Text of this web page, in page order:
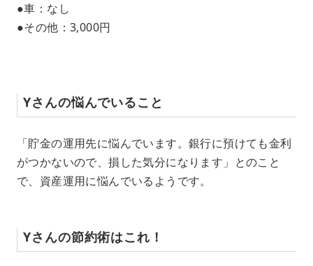
●車：なし
●その他：3,000円
Yさんの悩んでいること
「貯金の運用先に悩んでいます。銀行に預けても金利
がつかないので、損した気分になります」とのこと
で、資産運用に悩んでいるようです。
Yさんの節約術はこれ！